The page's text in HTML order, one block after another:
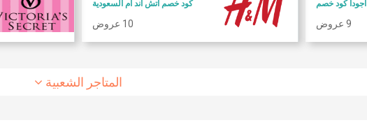
كود خصم طيران الاتحاد اجودا كود خصم
9 عروض
كود خصم اتش اند ام السعودية
10 عروض
المتاجر الشعبية